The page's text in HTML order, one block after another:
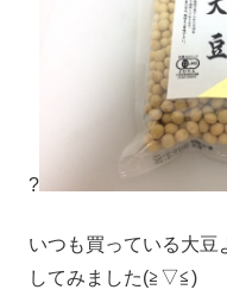
?
いつも買っている大豆
してみました(≧▽≦)